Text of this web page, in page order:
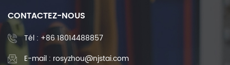
CONTACTEZ-NOUS
Tél : +86 18014488857
E-mail : rosyzhou@njstai.com